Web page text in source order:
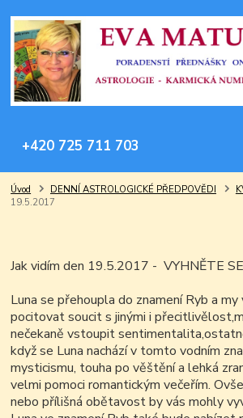
+420 725 711 703
Úvod DENNÍ ASTROLOGICKÉ PŘEDPOVĚDI
19.5.2017
Jak vidím den 19.5.2017 - VYHNĚTE
Luna se přehoupla do znamení Ryb a
pocitovat soucit s jinými i
nečekaně vstoupit
když se Luna nachází v tomto vodním
mysticismu, touha po věštění a lehká
velmi pomoci romantickým večeřím.
nebo přílišná obětavost by vás mohly